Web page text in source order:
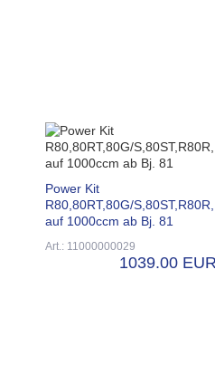
Power Kit
R80,80RT,80G/S,80ST,R80R,
auf 1000ccm ab Bj. 81
Art.: 11000000029
1039.00